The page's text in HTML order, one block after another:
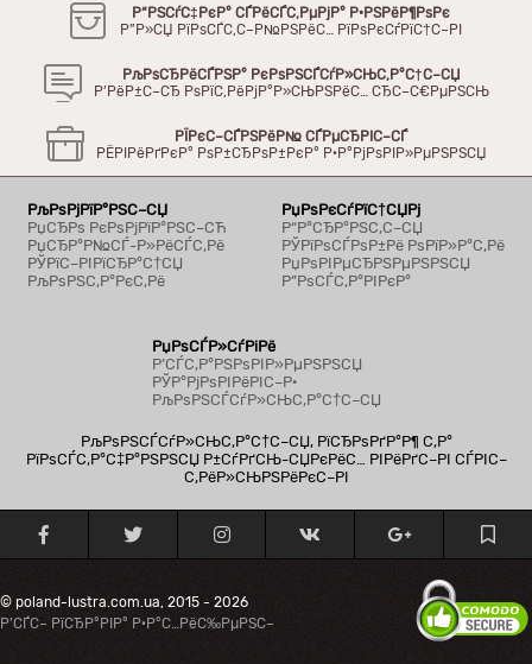
Р“РЅСѓС‡РєР° СЃРёСЃС‚РµРјР° Р·РЅРёР¶РѕРє
Р”Р»СЏ РїРѕСЃС‚С–Р№РЅРёС… РїРѕРєСѓРїС†С–РІ
РљРѕСЂРёСЃРЅР° РєРѕРЅСЃСѓР»СЊС‚Р°С†С–СЏ
Р’РёР±С–СЂ РѕРїС‚РёРјР°Р»СЊРЅРёС… СЂС–С€РµРЅСЊ
РЇРєС–СЃРЅРёР№ СЃРµСЂРІС–СЃ
РЁРІРёРґРєР° РѕР±СЂРѕР±РєР° Р·Р°РјРѕРІР»РµРЅРЅСЏ
РљРѕРјРїР°РЅС–СЏ
РџСЂРѕ РєРѕРјРїР°РЅС–СЋ
РџСЂР°Р№СЃ-Р»РёСЃС‚Рё
РЎРїС–РІРїСЂР°С†СЏ
РљРѕРЅС‚Р°РєС‚Рё
РџРѕРєСѓРїС†СЏРј
Р“Р°СЂР°РЅС‚С–СЏ
РЎРїРѕСЃРѕР±Рё РѕРїР»Р°С‚Рё
РџРѕРІРµСЂРЅРµРЅРЅСЏ
Р”РѕСЃС‚Р°РІРєР°
РџРѕСЃР»СѓРіРё
Р’СЃС‚Р°РЅРѕРІР»РµРЅРЅСЏ
РЎР°РјРѕРІРёРІС–Р·
РљРѕРЅСЃСѓР»СЊС‚Р°С†С–СЏ
РљРѕРЅСЃСѓР»СЊС‚Р°С†С–СЏ, РїСЂРѕРґР°Р¶ С‚Р°
РїРѕСЃС‚Р°С‡Р°РЅРЅСЏ Р±СѓРґСЊ-СЏРєРёС… РІРёРґС–РІ СЃРІС–
С‚РёР»СЊРЅРёРєС–РІ
© poland-lustra.com.ua, 2015 - 2026
Р’СЃС– РїСЂР°РІР° Р·Р°С…РёС‰РµРЅС–